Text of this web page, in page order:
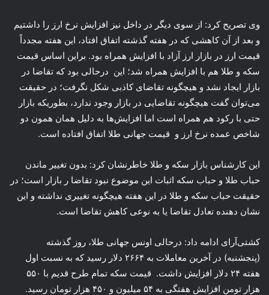
وی تصریح کرد: از سوی دیگر در داخل نیز افزایش نرخ ارز را داشتیم
و بعد از آن کاهشی که در هفته گذشته اتفاق افتاد، این هفته مجدداً
قیمت ارز در بازار ارز آزاد با افزایش همراه بود. براین اساس قیمت
سکه و طلا هم با افزایش همراه شد؛ این درحالی بود که تقاضا در
بازار ایجاد نشد و هیچگونه تقاضای کاذبی شکل نگرفت؛ در حقیقت
می‌توان گفت هیچگونه تقاضایی در بازار وجود ندارد، بطوریکه بازار
حتی با رکود هم همراه است اما افزایش‌ها به دلیل همان همون دو
شاخص عمده نرخ ارز و قیمت جهانی طلا اتفاق افتاده است.
این کارشناس بازار سکه و طلا خاطرنشان کرد: بدون تغییر ماندن
حباب طلا و حباب سکه اثبات این موضوع نبود تقاضا ر بازار است؛ در
حقیقت حباب سکه و طلا در این هفته هیچگونه تغییری نداشته و این
نشان دهنده تعادل تقاضا یا به نوعی کاهش تقاضا است.
کشتی‌آرای ادامه داد: درحالی اونس جهانی طلا، روز گذشته
(پنجشنبه) در آخرین معاملات به ۲۶۶۴ دلار رسید که به نسبت اول
هفته ۲۴ دلار افزایش داشت. قیمت سکه تمام طرح قدیم با ۵۵۰
هزار تومن افزایش هفتگی به ۵۴ میلیون و ۴۵۰ هزار تومان رسید.